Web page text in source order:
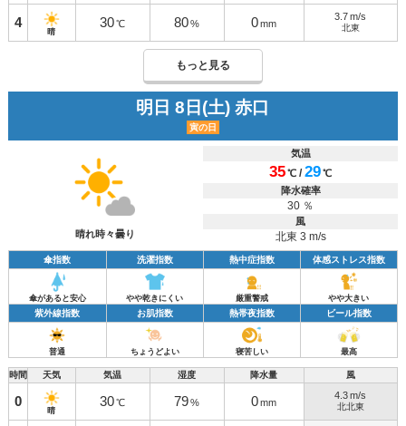
4
晴
30 ℃ 80 % 0 mm
3.7 m/s
北東
もっと見る
明日 8日(土) 赤口
寅の日
晴れ時々曇り
気温
35℃ /29℃
降水確率
30 ％
風
北東 3 m/s
傘指数 洗濯指数 熱中症指数 体感ストレス指数
傘があると安心 やや乾きにくい 厳重警戒 やや大きい
紫外線指数 お肌指数 熱帯夜指数 ビール指数
普通 ちょうどよい 寝苦しい 最高
時間 天気 気温 湿度 降水量 風
0
晴
30 ℃ 79 % 0 mm
4.3 m/s
北北東